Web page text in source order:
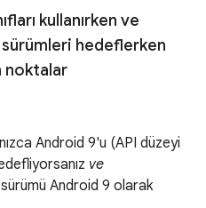
kullanırken ve
hedeflerken
noktalar
Android 9'u (API düzeyi
ve
sürümü Android 9 olarak